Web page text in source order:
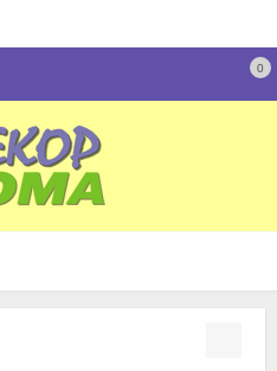
0